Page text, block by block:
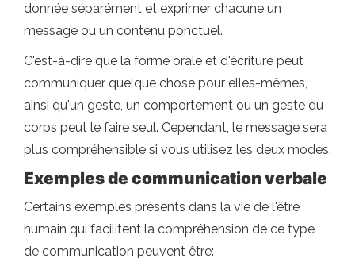
donnée séparément et exprimer chacune un
message ou un contenu ponctuel.
C'est-à-dire que la forme orale et d'écriture peut
communiquer quelque chose pour elles-mêmes,
ainsi qu'un geste, un comportement ou un geste du
corps peut le faire seul. Cependant, le message sera
plus compréhensible si vous utilisez les deux modes.
Exemples de communication verbale
Certains exemples présents dans la vie de l'être
humain qui facilitent la compréhension de ce type
de communication peuvent être: